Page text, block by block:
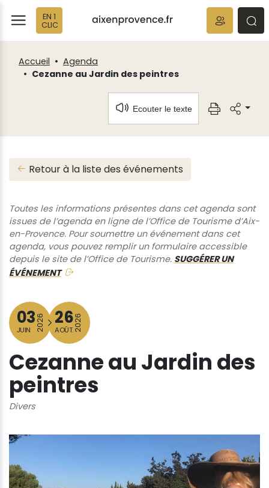
EN 1
CLIC
Accueil
Agenda
Cezanne au Jardin des peintres
Ecouter le texte
Retour à la liste des événements
Toutes les informations présentes dans cet agenda sont
issues de l’agenda en ligne de l’Office de Tourisme d’Aix-
en-Provence. Pour soumettre un événement dans cet
agenda, vous pouvez remplir un formulaire accessible
depuis le site de l’Office de Tourisme. SUGGÉRER UN
ÉVÉNEMENT
03
JUIN 2026 26
AOÛT.2026
Cezanne au Jardin des
peintres
Divers
Fenêtre
de
chat
Panneau de gestion des cookies